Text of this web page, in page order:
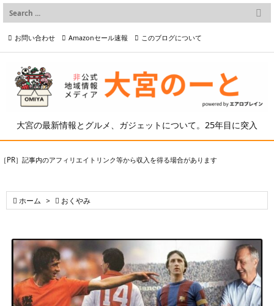
大宮の最新情報とグルメ、ガジェットについて。25年目に突入

メニュー

検索
お問い合わせ Amazonセール速報 このブログについて
プライバシーポリシー等
［PR］記事内のアフィリエイトリンク等から収入を得る場合があります
 ホーム >  おくやみ